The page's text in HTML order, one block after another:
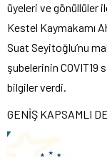
üyeleri ve gönüllüler
Kestel Kaymakamı
Suat Seyitoğlu’nu
şubelerinin COVIT19
bilgiler verdi.
GENİŞ KAPSAMLI